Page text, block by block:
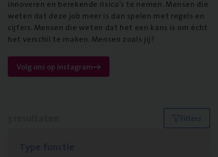
innoveren en berekende risico’s te nemen. Mensen die
weten dat deze job meer is dan spelen met regels en
cijfers. Mensen die weten dat het een kans is om écht
het verschil te maken. Mensen zoals jij?
Volg ons op instagram
Filters